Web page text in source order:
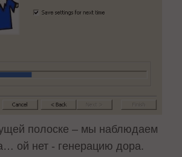
полоске – мы наблюдаем
ой нет - генерацию дора.